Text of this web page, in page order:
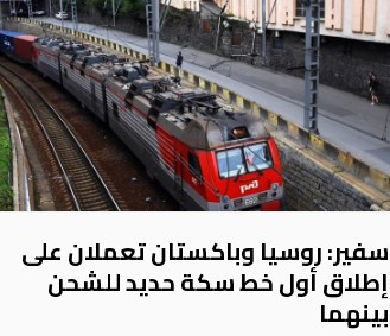
سفير: روسيا وباكستان تعملان على
إطلاق أول خط سكة حديد للشحن
بينهما